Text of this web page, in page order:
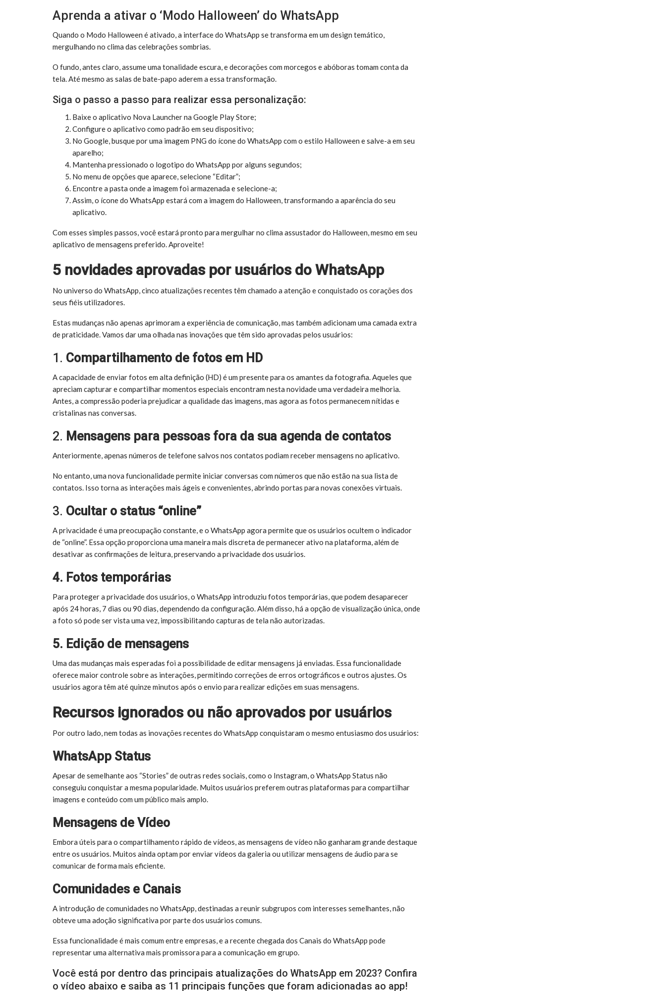
Aprenda a ativar o ‘Modo Halloween’ do WhatsApp
Quando o Modo Halloween é ativado, a interface do WhatsApp se transforma em um design temático,
mergulhando no clima das celebrações sombrias.
O fundo, antes claro, assume uma tonalidade escura, e decorações com morcegos e abóboras tomam conta da
tela. Até mesmo as salas de bate-papo aderem a essa transformação.
Siga o passo a passo para realizar essa personalização:
Baixe o aplicativo Nova Launcher na Google Play Store;
Configure o aplicativo como padrão em seu dispositivo;
No Google, busque por uma imagem PNG do ícone do WhatsApp com o estilo Halloween e salve-a em seu
aparelho;
Mantenha pressionado o logotipo do WhatsApp por alguns segundos;
No menu de opções que aparece, selecione “Editar”;
Encontre a pasta onde a imagem foi armazenada e selecione-a;
Assim, o ícone do WhatsApp estará com a imagem do Halloween, transformando a aparência do seu
aplicativo.
Com esses simples passos, você estará pronto para mergulhar no clima assustador do Halloween, mesmo em seu
aplicativo de mensagens preferido. Aproveite!
5 novidades aprovadas por usuários do WhatsApp
No universo do WhatsApp, cinco atualizações recentes têm chamado a atenção e conquistado os corações dos
seus fiéis utilizadores.
Estas mudanças não apenas aprimoram a experiência de comunicação, mas também adicionam uma camada extra
de praticidade. Vamos dar uma olhada nas inovações que têm sido aprovadas pelos usuários:
1. Compartilhamento de fotos em HD
A capacidade de enviar fotos em alta definição (HD) é um presente para os amantes da fotografia. Aqueles que
apreciam capturar e compartilhar momentos especiais encontram nesta novidade uma verdadeira melhoria.
Antes, a compressão poderia prejudicar a qualidade das imagens, mas agora as fotos permanecem nítidas e
cristalinas nas conversas.
2. Mensagens para pessoas fora da sua agenda de contatos
Anteriormente, apenas números de telefone salvos nos contatos podiam receber mensagens no aplicativo.
No entanto, uma nova funcionalidade permite iniciar conversas com números que não estão na sua lista de
contatos. Isso torna as interações mais ágeis e convenientes, abrindo portas para novas conexões virtuais.
3. Ocultar o status “online”
A privacidade é uma preocupação constante, e o WhatsApp agora permite que os usuários ocultem o indicador
de “online”. Essa opção proporciona uma maneira mais discreta de permanecer ativo na plataforma, além de
desativar as confirmações de leitura, preservando a privacidade dos usuários.
4. Fotos temporárias
Para proteger a privacidade dos usuários, o WhatsApp introduziu fotos temporárias, que podem desaparecer
após 24 horas, 7 dias ou 90 dias, dependendo da configuração. Além disso, há a opção de visualização única, onde
a foto só pode ser vista uma vez, impossibilitando capturas de tela não autorizadas.
5. Edição de mensagens
Uma das mudanças mais esperadas foi a possibilidade de editar mensagens já enviadas. Essa funcionalidade
oferece maior controle sobre as interações, permitindo correções de erros ortográficos e outros ajustes. Os
usuários agora têm até quinze minutos após o envio para realizar edições em suas mensagens.
Recursos ignorados ou não aprovados por usuários
Por outro lado, nem todas as inovações recentes do WhatsApp conquistaram o mesmo entusiasmo dos usuários:
WhatsApp Status
Apesar de semelhante aos “Stories” de outras redes sociais, como o Instagram, o WhatsApp Status não
conseguiu conquistar a mesma popularidade. Muitos usuários preferem outras plataformas para compartilhar
imagens e conteúdo com um público mais amplo.
Mensagens de Vídeo
Embora úteis para o compartilhamento rápido de vídeos, as mensagens de vídeo não ganharam grande destaque
entre os usuários. Muitos ainda optam por enviar vídeos da galeria ou utilizar mensagens de áudio para se
comunicar de forma mais eficiente.
Comunidades e Canais
A introdução de comunidades no WhatsApp, destinadas a reunir subgrupos com interesses semelhantes, não
obteve uma adoção significativa por parte dos usuários comuns.
Essa funcionalidade é mais comum entre empresas, e a recente chegada dos Canais do WhatsApp pode
representar uma alternativa mais promissora para a comunicação em grupo.
Você está por dentro das principais atualizações do WhatsApp em 2023? Confira
o vídeo abaixo e saiba as 11 principais funções que foram adicionadas ao app!